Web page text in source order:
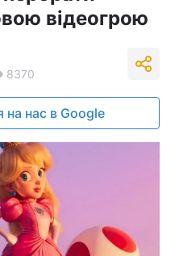
відеогрою
8370
на нас в Google